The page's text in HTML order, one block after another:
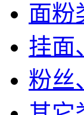
面粉
挂面
粉丝